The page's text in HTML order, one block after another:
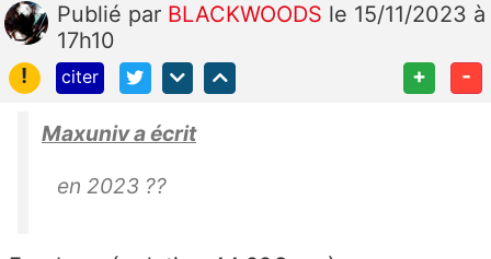
Publié par BLACKWOODS le 15/11/2023 à
17h10
!
citer + -
Maxuniv a écrit
en 2023 ??